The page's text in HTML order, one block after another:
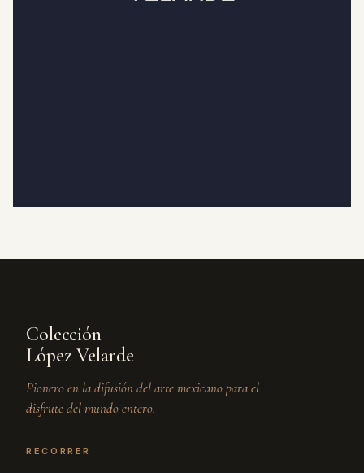
Colección
López Velarde
Pionero en la difusión del arte mexicano para el
disfrute del mundo entero.
RECORRER